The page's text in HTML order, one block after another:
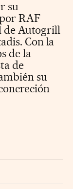
su
RAF
de Autogrill
Con la
de la
de
su